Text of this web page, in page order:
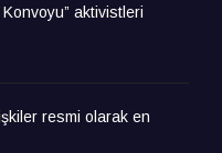
aktivistleri
resmi olarak en